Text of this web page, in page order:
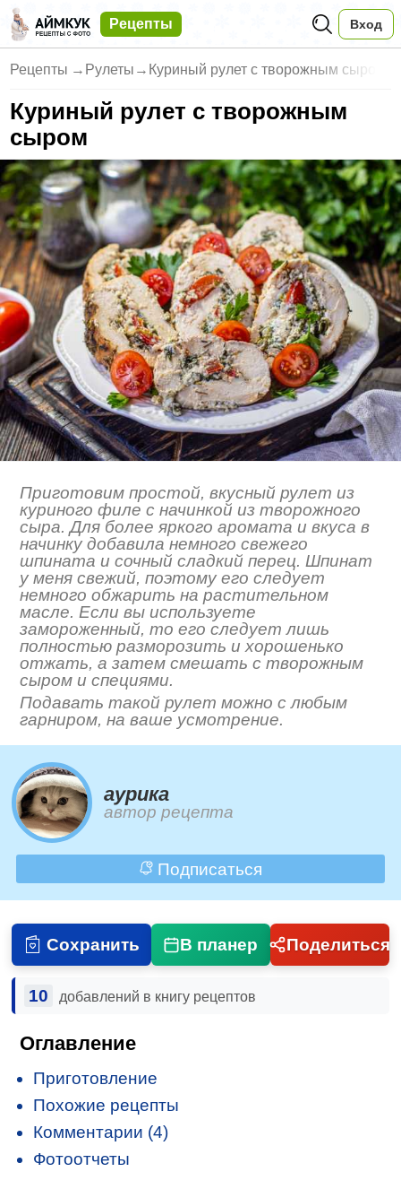
Рецепты Вход
Рецепты → Рулеты → Куриный рулет с творожным сыро
Куриный рулет с творожным
сыром
Приготовим простой, вкусный рулет из
куриного филе с начинкой из творожного
сыра. Для более яркого аромата и вкуса в
начинку добавила немного свежего
шпината и сочный сладкий перец. Шпинат
у меня свежий, поэтому его следует
немного обжарить на растительном
масле. Если вы используете
замороженный, то его следует лишь
полностью разморозить и хорошенько
отжать, а затем смешать с творожным
сыром и специями.
Подавать такой рулет можно с любым
гарниром, на ваше усмотрение.
aурика
автор рецепта
Подписаться
Сохранить В планер Поделиться
10 добавлений в книгу рецептов
Оглавление
Приготовление
Похожие рецепты
Комментарии (4)
Фотоотчеты